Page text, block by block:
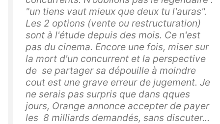
"un tiens vaut mieux que deux tu l'auras".
Les 2 options (vente ou restructuration)
sont à l'étude depuis des mois. Ce n'est
pas du cinema. Encore une fois, miser sur
la mort d'un concurrent et la perspective
de se partager sa dépouille à moindre
cout est une grave erreur de jugement. Je
ne serais pas surpris que dans qques
jours, Orange annonce accepter de payer
les 8 milliards demandés, sans discuter...